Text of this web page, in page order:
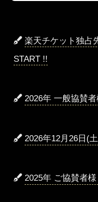
楽天チケット独占
START !!
2026年 一般協賛
2026年12月26日(
2025年 ご協賛者様